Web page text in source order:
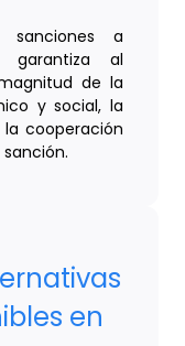
sanciones a
garantiza al
de la
y social, la
cooperación
en